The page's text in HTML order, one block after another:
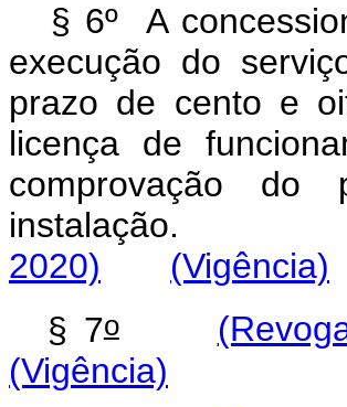
§ 6º A
execução do
prazo de cento e
licença de
comprovação do
instalação.
2020)
(Vigência)
§ 7o
(Vigência)